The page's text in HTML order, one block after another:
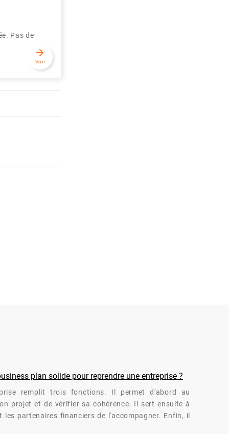
Pas de
arrow_forward
Voir
plan solide pour reprendre une entreprise ?
remplit trois fonctions. Il permet d'abord au
projet et de vérifier sa cohérence. Il sert ensuite à
les partenaires financiers de l'accompagner. Enfin, il